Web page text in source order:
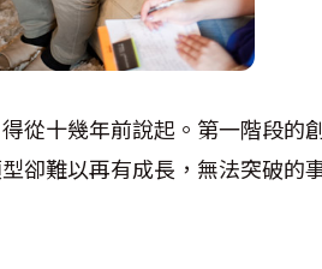
從十幾年前說起。第一階段的
卻難以再有成長，無法突破的